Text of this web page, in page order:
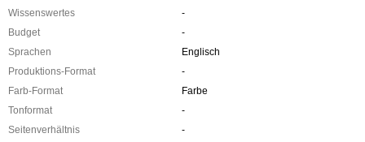
Wissenswertes
-
Budget
-
Sprachen
Englisch
Produktions-Format
-
Farb-Format
Farbe
Tonformat
-
Seitenverhältnis
-